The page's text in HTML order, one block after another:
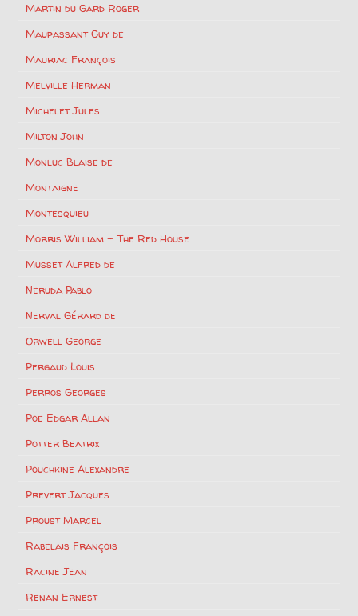
Martin du Gard Roger
Maupassant Guy de
Mauriac François
Melville Herman
Michelet Jules
Milton John
Monluc Blaise de
Montaigne
Montesquieu
Morris William – The Red House
Musset Alfred de
Neruda Pablo
Nerval Gérard de
Orwell George
Pergaud Louis
Perros Georges
Poe Edgar Allan
Potter Beatrix
Pouchkine Alexandre
Prevert Jacques
Proust Marcel
Rabelais François
Racine Jean
Renan Ernest